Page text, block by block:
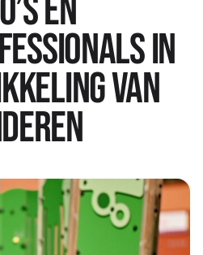
en
in
van